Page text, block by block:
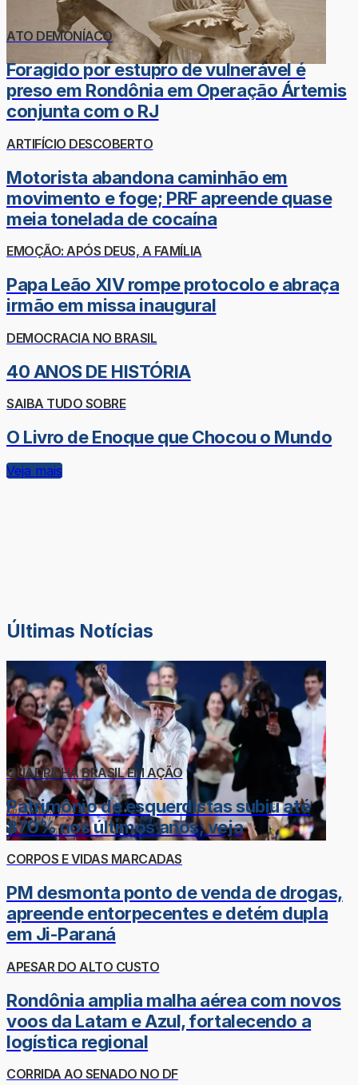
ATO DEMONÍACO
Foragido por estupro de vulnerável é
preso em Rondônia em Operação Ártemis
conjunta com o RJ
ARTIFÍCIO DESCOBERTO
Motorista abandona caminhão em
movimento e foge; PRF apreende quase
meia tonelada de cocaína
EMOÇÃO: APÓS DEUS, A FAMÍLIA
Papa Leão XIV rompe protocolo e abraça
irmão em missa inaugural
DEMOCRACIA NO BRASIL
40 ANOS DE HISTÓRIA
SAIBA TUDO SOBRE
O Livro de Enoque que Chocou o Mundo
Veja mais
Últimas Notícias
QUADRILHA BRASIL EM AÇÃO
Patrimônio de esquerdistas subiu até
870% nos últimos anos; veja
CORPOS E VIDAS MARCADAS
PM desmonta ponto de venda de drogas,
apreende entorpecentes e detém dupla
em Ji-Paraná
APESAR DO ALTO CUSTO
Rondônia amplia malha aérea com novos
voos da Latam e Azul, fortalecendo a
logística regional
CORRIDA AO SENADO NO DF